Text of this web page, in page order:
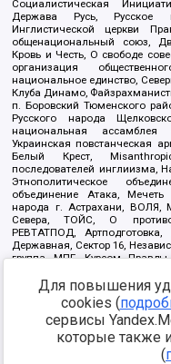
Социалистическая
Держава Русь, Русское
Инглистической церкви
общенациональный союз,
Кровь и Честь, О свободе
организация
национальное единство,
Клуба Динамо,
п. Боровский Тюменского
Русского народа
национальная
Украинская повстанческая
Белый Крест,
последователей инглиизма,
Этнополитическое
объединение Атака,
народа г. Астрахани, ВОЛЯ,
Севера, ТОЙС, О
РЕВТАТПОД,
Державная, Сектор 16,
группа МПГ, Курсом Правды
Благотворительный
Арестантское уголовное
Дафа, Иртыш Ultras,
Сибирский державный союз,
граждан, Штабы Навального,
Краснодара
Для повышения
cookies (
сервисы
которые также
(